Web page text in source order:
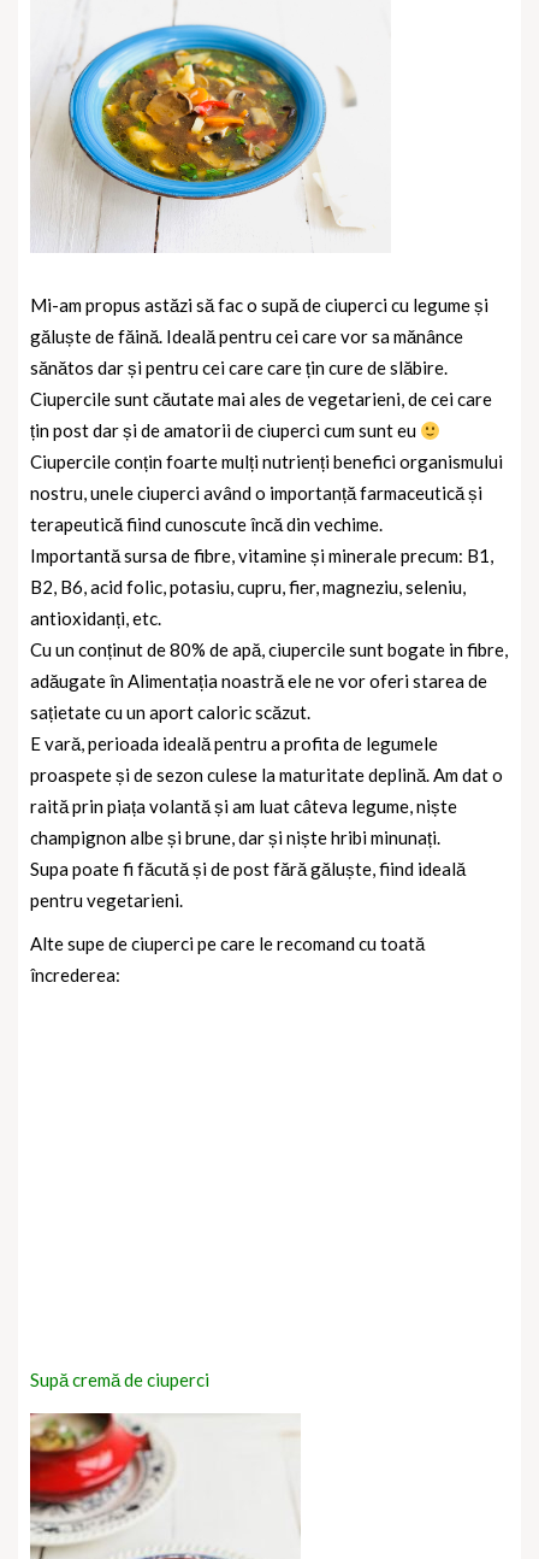
Mi-am propus astăzi să fac o supă de ciuperci cu legume și
găluște de făină. Ideală pentru cei care vor sa mănânce
sănătos dar și pentru cei care care țin cure de slăbire.
Ciupercile sunt căutate mai ales de vegetarieni, de cei care
țin post dar și de amatorii de ciuperci cum sunt eu
Ciupercile conțin foarte mulți nutrienți benefici organismului
nostru, unele ciuperci având o importanță farmaceutică și
terapeutică fiind cunoscute încă din vechime.
Importantă sursa de fibre, vitamine și minerale precum: B1,
B2, B6, acid folic, potasiu, cupru, fier, magneziu, seleniu,
antioxidanți, etc.
Cu un conținut de 80% de apă, ciupercile sunt bogate in fibre,
adăugate în Alimentația noastră ele ne vor oferi starea de
sațietate cu un aport caloric scăzut.
E vară, perioada ideală pentru a profita de legumele
proaspete și de sezon culese la maturitate deplină. Am dat o
raită prin piața volantă și am luat câteva legume, niște
champignon albe și brune, dar și niște hribi minunați.
Supa poate fi făcută și de post fără găluște, fiind ideală
pentru vegetarieni.
Alte supe de ciuperci pe care le recomand cu toată
încrederea:
Supă cremă de ciuperci